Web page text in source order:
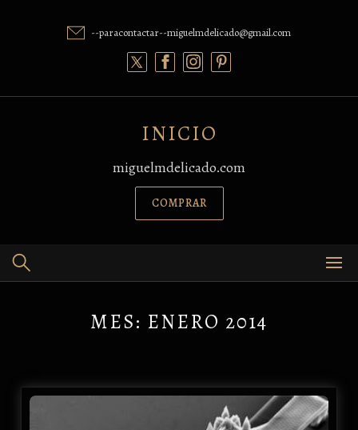
--paracontactar--miguelmdelicado@gmail.com
INICIO
miguelmdelicado.com
COMPRAR
MES: ENERO 2014